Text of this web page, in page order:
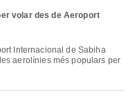
volar des de Aeroport
aerolínies més populars per